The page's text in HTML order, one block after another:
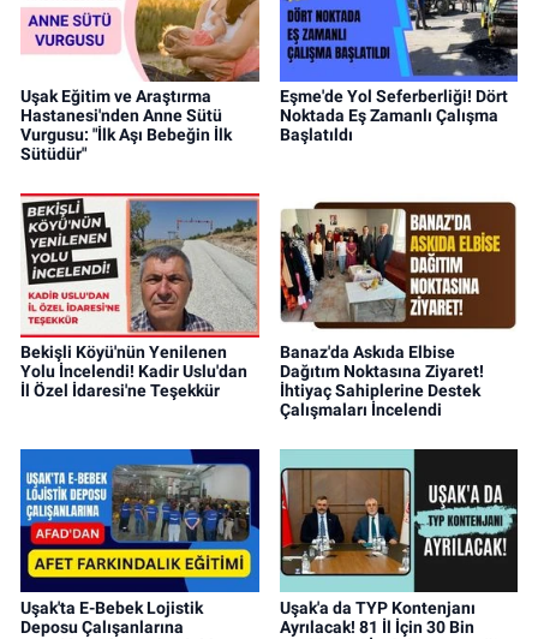
Uşak Eğitim ve Araştırma
Hastanesi'nden Anne Sütü
Vurgusu: "İlk Aşı Bebeğin İlk
Sütüdür"
Eşme'de Yol Seferberliği! Dört
Noktada Eş Zamanlı Çalışma
Başlatıldı
Bekişli Köyü'nün Yenilenen
Yolu İncelendi! Kadir Uslu'dan
İl Özel İdaresi'ne Teşekkür
Banaz'da Askıda Elbise
Dağıtım Noktasına Ziyaret!
İhtiyaç Sahiplerine Destek
Çalışmaları İncelendi
Uşak'ta E-Bebek Lojistik
Deposu Çalışanlarına
Uşak'a da TYP Kontenjanı
Ayrılacak! 81 İl İçin 30 Bin